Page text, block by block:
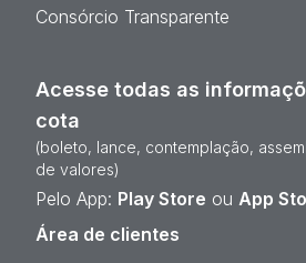
Consórcio Transparente
Acesse todas as
cota
(boleto, lance, contemplação,
de valores)
Pelo App: Play Store ou App
Área de clientes